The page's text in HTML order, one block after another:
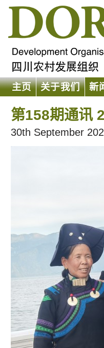
主页 关于我们 新
第158期通讯
30th September